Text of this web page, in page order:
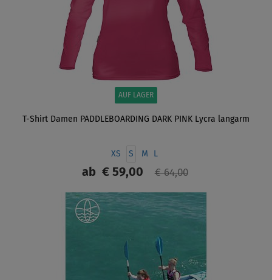
AUF LAGER
T-Shirt Damen PADDLEBOARDING DARK PINK Lycra langarm
XS S M L
ab€ 59,00 € 64,00
ANZEIGEN